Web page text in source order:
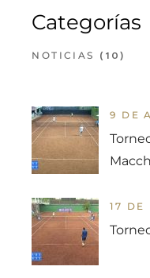
Categorías
NOTICIAS (10)
9 DE
17 DE